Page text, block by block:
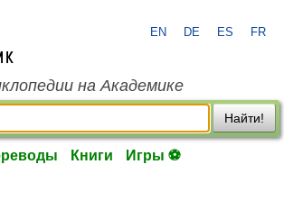
EN DE ES FR
на Академике
Найти!
Книги Игры ⚽